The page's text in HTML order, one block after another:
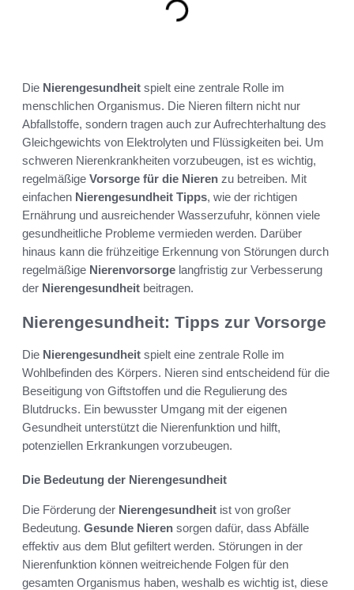
Die Nierengesundheit spielt eine zentrale Rolle im
menschlichen Organismus. Die Nieren filtern nicht nur
Abfallstoffe, sondern tragen auch zur Aufrechterhaltung des
Gleichgewichts von Elektrolyten und Flüssigkeiten bei. Um
schweren Nierenkrankheiten vorzubeugen, ist es wichtig,
regelmäßige Vorsorge für die Nieren zu betreiben. Mit
einfachen Nierengesundheit Tipps, wie der richtigen
Ernährung und ausreichender Wasserzufuhr, können viele
gesundheitliche Probleme vermieden werden. Darüber
hinaus kann die frühzeitige Erkennung von Störungen durch
regelmäßige Nierenvorsorge langfristig zur Verbesserung
der Nierengesundheit beitragen.
Nierengesundheit: Tipps zur Vorsorge
Die Nierengesundheit spielt eine zentrale Rolle im
Wohlbefinden des Körpers. Nieren sind entscheidend für die
Beseitigung von Giftstoffen und die Regulierung des
Blutdrucks. Ein bewusster Umgang mit der eigenen
Gesundheit unterstützt die Nierenfunktion und hilft,
potenziellen Erkrankungen vorzubeugen.
Die Bedeutung der Nierengesundheit
Die Förderung der Nierengesundheit ist von großer
Bedeutung. Gesunde Nieren sorgen dafür, dass Abfälle
effektiv aus dem Blut gefiltert werden. Störungen in der
Nierenfunktion können weitreichende Folgen für den
gesamten Organismus haben, weshalb es wichtig ist, diese